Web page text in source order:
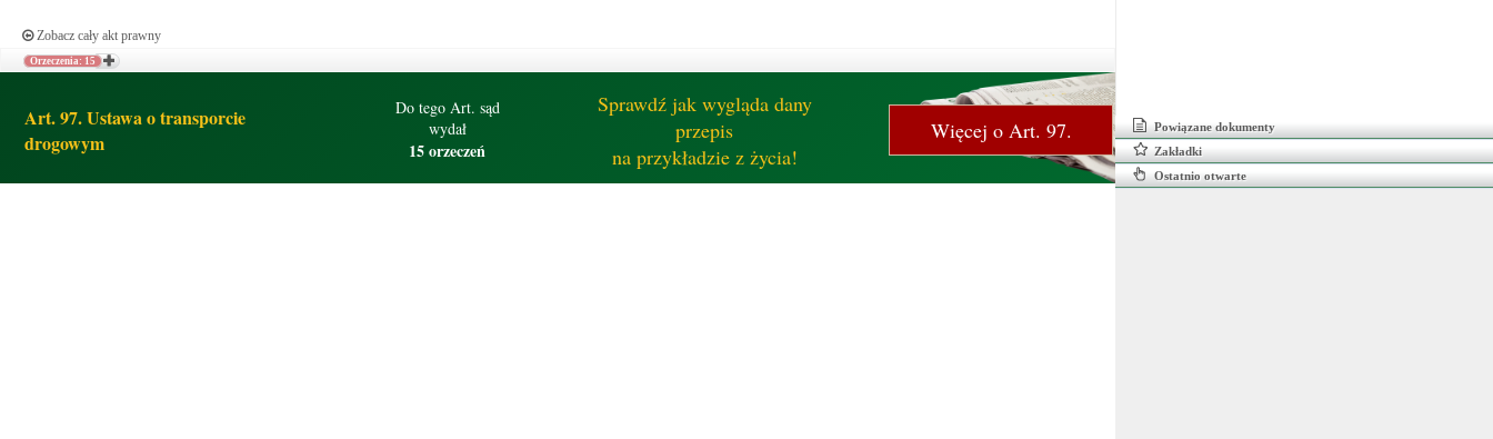
Zobacz cały akt prawny
Orzeczenia: 15
Art. 97. Ustawa o transporcie
drogowym
Do tego Art. sąd
wydał
15 orzeczeń
Sprawdź jak wygląda dany
przepis
na przykładzie z życia!
Więcej o Art. 97.
Powiązane dokumenty
Zakładki
Ostatnio otwarte